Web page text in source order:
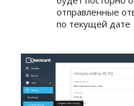
отправленные
по текущей дате